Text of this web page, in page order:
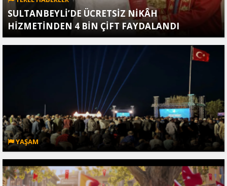
SULTANBEYLİ’DE ÜCRETSİZ NİKÂH
HİZMETİNDEN 4 BİN ÇİFT FAYDALANDI
YAŞAM